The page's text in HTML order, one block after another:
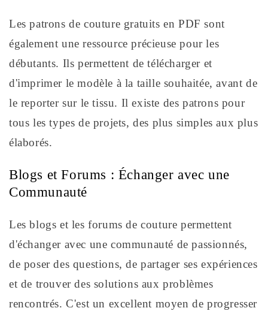
Les patrons de couture gratuits en PDF sont
également une ressource précieuse pour les
débutants. Ils permettent de télécharger et
d'imprimer le modèle à la taille souhaitée, avant de
le reporter sur le tissu. Il existe des patrons pour
tous les types de projets, des plus simples aux plus
élaborés.
Blogs et Forums : Échanger avec une
Communauté
Les blogs et les forums de couture permettent
d'échanger avec une communauté de passionnés,
de poser des questions, de partager ses expériences
et de trouver des solutions aux problèmes
rencontrés. C'est un excellent moyen de progresser